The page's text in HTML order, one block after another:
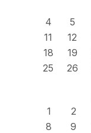
4
5
11
12
18
19
25
26
1
2
8
9